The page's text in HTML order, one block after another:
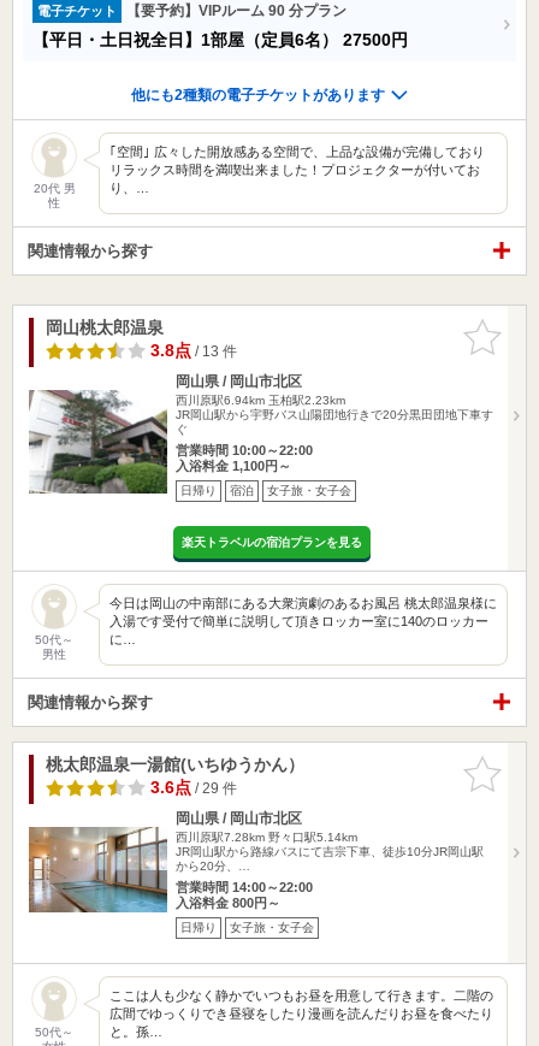
電子チケット 【要予約】VIPルーム 90 分プラン
【平日・土日祝全日】1部屋（定員6名） 27500円
他にも2種類の電子チケットがあります
20代 男
性
｢空間｣ 広々した開放感ある空間で、上品な設備が完備しており
リラックス時間を満喫出来ました！プロジェクターが付いてお
り、…
関連情報から探す
お気に入
りに追加
岡山桃太郎温泉
3.8点/ 13 件
岡山県 / 岡山市北区
西川原駅6.94km 玉柏駅2.23km
JR岡山駅から宇野バス山陽団地行きで20分黒田団地下車す
ぐ
営業時間 10:00～22:00
入浴料金 1,100円～
日帰り 宿泊 女子旅・女子会
楽天トラベルの宿泊プランを見る
50代～
男性
今日は岡山の中南部にある大衆演劇のあるお風呂 桃太郎温泉様に
入湯です受付で簡単に説明して頂きロッカー室に140のロッカー
に…
関連情報から探す
お気に入
りに追加
桃太郎温泉一湯館(いちゆうかん）
3.6点/ 29 件
岡山県 / 岡山市北区
西川原駅7.28km 野々口駅5.14km
JR岡山駅から路線バスにて吉宗下車、徒歩10分JR岡山駅
から20分、…
営業時間 14:00～22:00
入浴料金 800円～
日帰り 女子旅・女子会
50代～
ここは人も少なく静かでいつもお昼を用意して行きます。二階の
広間でゆっくりでき昼寝をしたり漫画を読んだりお昼を食べたり
と。孫…